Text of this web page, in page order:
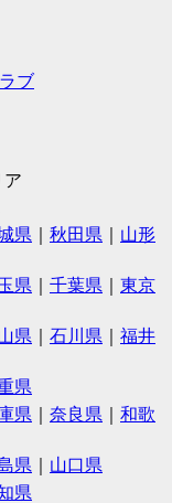
ブ
ア
県 秋田県
山形
県 千葉県
東京
県 石川県
福井
県
県 奈良県
和歌
県
山口県
県